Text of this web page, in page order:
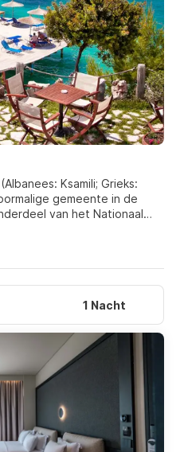
Ksamili; Grieks:
gemeente in de
van het Nationaal
van Albanië verder naar het
de Guardian's 20 van de
voor 2013.
1 Nacht